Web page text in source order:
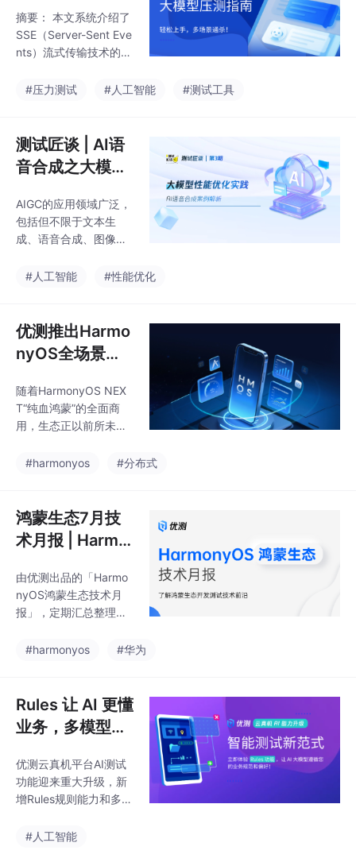
平台从"设备连接中
心"升级为"智能任务执
行中枢"。未来还将开放
能定制功能，深化AI在
施有效的压力测
试？
摘要： 本文系统介绍了
SSE（Server-Sent Eve
nts）流式传输技术的原
法。SSE作为AI大模型
长连接、分片返回等特
点，适用于智能客服、
AI搜索等实时交互场
E压测的必要性，提出了
连接类、吞吐类和流式
输出类三大核心指标，
和JMeter等主流压测工
#压力测试 #人工智能 #测试工具
测试匠谈 | AI语
音合成之大模型
AIGC的应用领域广泛，
包括但不限于文本生
成、语音合成、图像创
发等。高质量内容输
或更高的GPU利用率，
这种高昂的硬件投入对
企业运营成本造成了极
探讨AI语音合成如何通
过专项测试实践，从智
能化测评，到性能评估
AI业务解决技术性能瓶
分析和解决难题。
#人工智能 #性能优化
优测推出Harmo
nyOS全场景测
布式场景应用卓
越品质!
随着HarmonyOS NEX
T“纯血鸿蒙”的全面商
用，生态正以前所未有
统格局。对于APP厂商
服务验证转变。优测云
服务平台正式推出 Har
monyOS全场景测试解
提供功能测试、兼容性
测试、性能测试、稳定
性测试等多维度检验，
风险，为鸿蒙APP顺利
#harmonyos #分布式
鸿蒙生态7月技
术月报 | Harmo
特性详解
由优测出品的「Harmo
nyOS鸿蒙生态技术月
报」，定期汇总整理鸿
展，涵盖系统/硬件最新
介绍、技术资料参考文
档等，帮助大家快速掌
握鸿蒙生态最值得关注
南，Enjoy！
#harmonyos #华为
Rules 让 AI 更懂
业务，多模型选
测云真机 AI 能
力升级
优测云真机平台AI测试
功能迎来重大升级，新
增Rules规则能力和多模
让AI能精准遵循业务规
#人工智能